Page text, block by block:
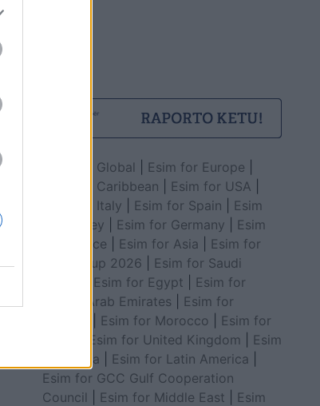
Esim for Global Esim for Europe
Esim for Caribbean
Esim for USA
Esim for Italy
Esim for Spain
Esim
for Turkey
Esim for Germany
Esim
for Greece
Esim for Asia
Esim for
World Cup 2026
Esim for Saudi
Esim for Egypt
Esim for
United Arab Emirates
Esim for
Esim for Morocco
Esim for
Esim for United Kingdom
Esim
for Africa
Esim for Latin America
Esim for GCC Gulf Cooperation
Council
Esim for Middle East
Esim